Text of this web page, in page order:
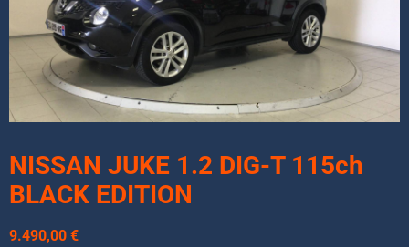
NISSAN JUKE 1.2 DIG-T 115ch
BLACK EDITION
9.490,00 €